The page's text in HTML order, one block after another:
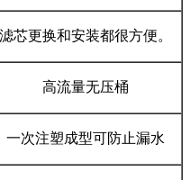
滤芯更换和安装都很方便。
高流量无压桶
一次注塑成型可防止漏水